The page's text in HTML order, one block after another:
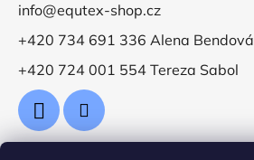
info@equtex-shop.cz
+420 734 691 336 Alena Bendová
+420 724 001 554 Tereza Sabol